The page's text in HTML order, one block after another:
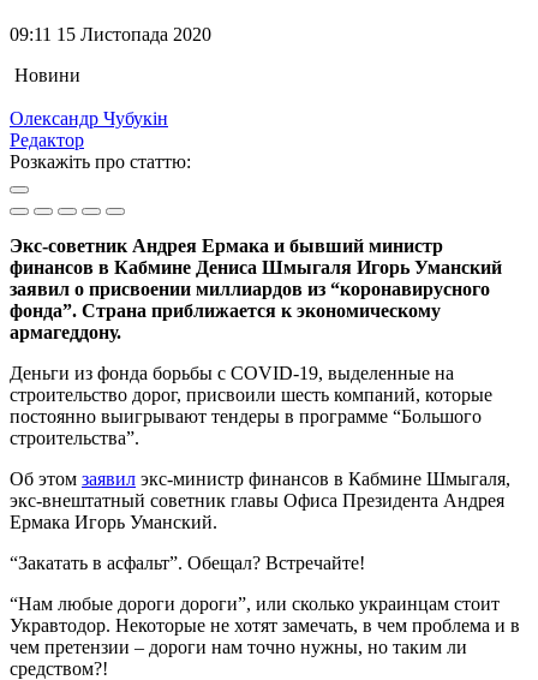
09:11 15 Листопада 2020
Новини
Олександр Чубукін
Редактор
Розкажіть про статтю:
Экс-советник Андрея Ермака и бывший министр
финансов в Кабмине Дениса Шмыгаля Игорь Уманский
заявил о присвоении миллиардов из “коронавирусного
фонда”. Страна приближается к экономическому
армагеддону.
Деньги из фонда борьбы с COVID-19, выделенные на
строительство дорог, присвоили шесть компаний, которые
постоянно выигрывают тендеры в программе “Большого
строительства”.
Об этом заявил экс-министр финансов в Кабмине Шмыгаля,
экс-внештатный советник главы Офиса Президента Андрея
Ермака Игорь Уманский.
“Закатать в асфальт”. Обещал? Встречайте!
“Нам любые дороги дороги”, или сколько украинцам стоит
Укравтодор. Некоторые не хотят замечать, в чем проблема и в
чем претензии – дороги нам точно нужны, но таким ли
средством?!